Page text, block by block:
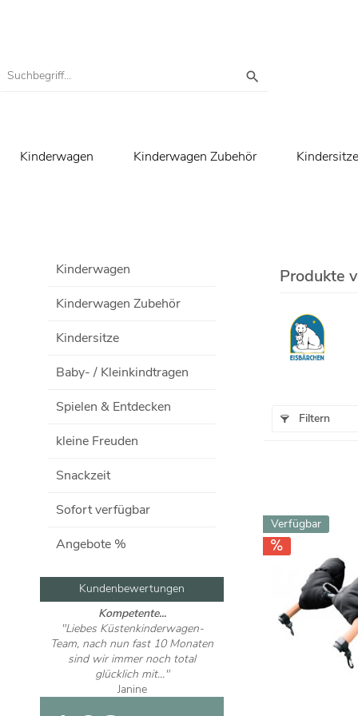
Kinderwagen Kinderwagen Zubehör Kindersitze
Kinderwagen
Kinderwagen Zubehör
Kindersitze
Baby- / Kleinkindtragen
Spielen & Entdecken
kleine Freuden
Snackzeit
Sofort verfügbar
Angebote %
Kundenbewertungen
Kompetente...
"Liebes Küstenkinderwagen-
Team, nach nun fast 10 Monaten
sind wir immer noch total
glücklich mit..."
Janine
Wir LIEBEN...
Produkte
Filtern
Verfügbar